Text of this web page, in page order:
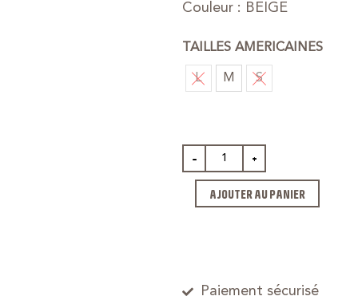
Couleur : BEIGE
TAILLES AMERICAINES
L M S
- +
AJOUTER AU PANIER
Paiement sécurisé